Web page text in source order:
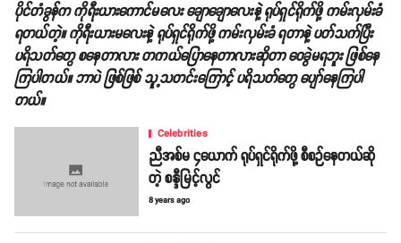
ပိုင်တံခွန်က ကိုရီးယားကောင်မလေး ချောချောလေးနဲ့ ရုပ်ရှင်ရိုက်ဖို့ ကမ်းလှမ်းခံ
ရတယ်တဲ့။ ကိုရီးယားမလေးနဲ့ ရုပ်ရှင်ရိုက်ဖို့ ကမ်းလှမ်းခံ ရတာနဲ့ ပတ်သက်ပြီး
ပရိသတ်တွေ စနေတာလား တကယ်ပြောနေတာလားဆိုတာ ဝေခွဲမရဘူး ဖြစ်နေ
ကြပါတယ်။ ဘာပဲ ဖြစ်ဖြစ် သူ့သတင်းကြောင့် ပရိသတ်တွေ ပျော်နေကြပါ
တယ်။
Celebrities
ညီအစ်မ ၄ယောက် ရုပ်ရှင်ရိုက်ဖို့ စီစဉ်နေတယ်ဆို
တဲ့ စန္ဒီမြင့်လွင်
8 years ago